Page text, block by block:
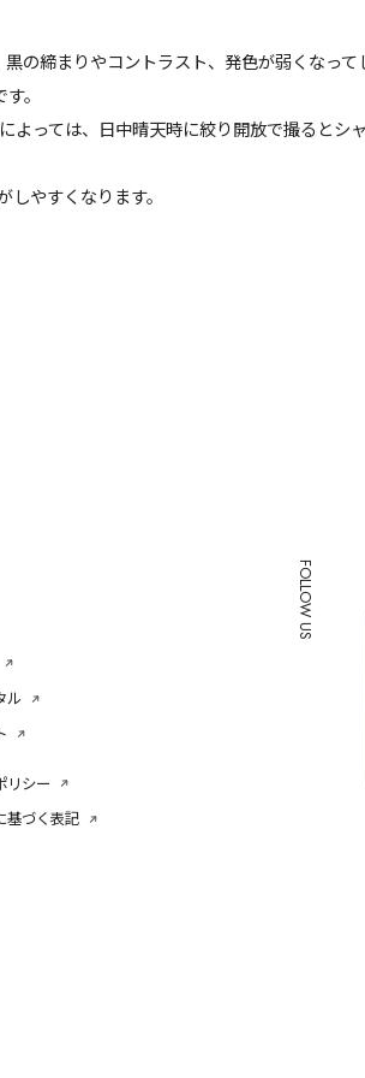
の締まりやコントラスト、発色が弱くなって
。
っては、日中晴天時に絞り開放で撮るとシ
やすくなります。
ル
リシー
基づく表記
FOLLOW US